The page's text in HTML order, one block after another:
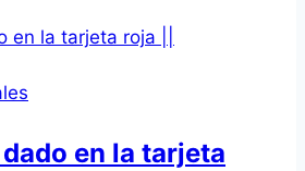
en la tarjeta